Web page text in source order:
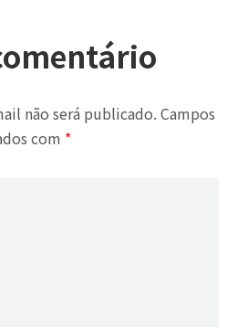
não será publicado. Campos
com *